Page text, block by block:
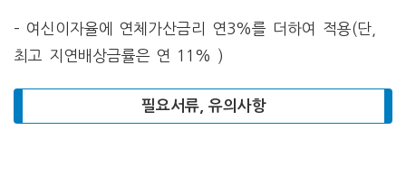
– 여신이자율에 연체가산금리 연3%를 더하여 적용(단,
최고 지연배상금률은 연 11% )
필요서류, 유의사항